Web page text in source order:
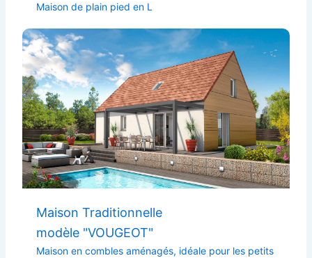
Maison de plain pied en L
Maison Traditionnelle
modèle "VOUGEOT"
Maison en combles aménagés, idéale pour les petits